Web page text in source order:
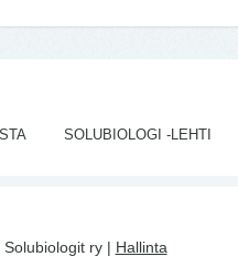
SOLUBIOLOGI -LEHTI
ry | Hallinta